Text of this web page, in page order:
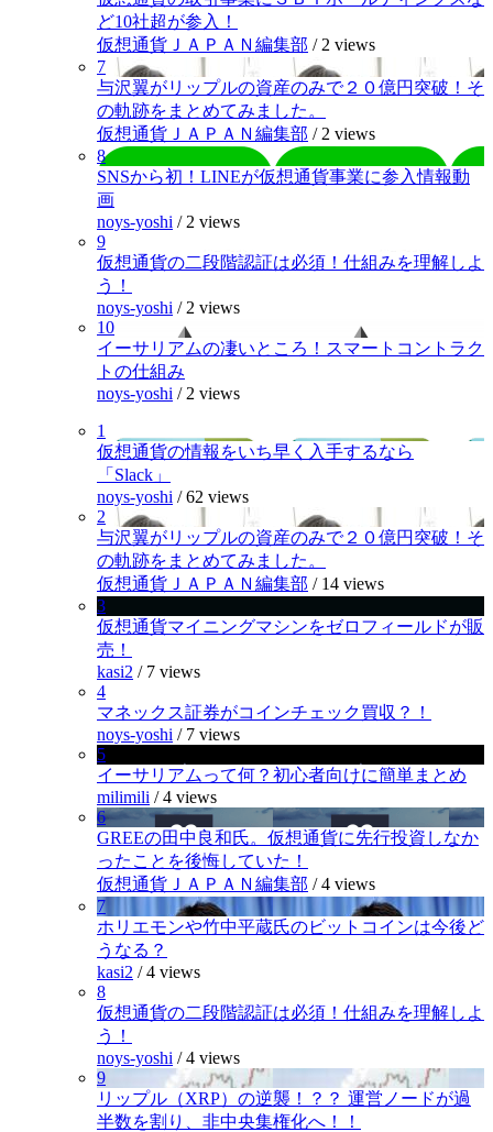
ど10社超が参入！
仮想通貨ＪＡＰＡＮ編集部 / 2 views
7
与沢翼がリップルの資産のみで２０億円突破！そ
の軌跡をまとめてみました。
仮想通貨ＪＡＰＡＮ編集部 / 2 views
8
SNSから初！LINEが仮想通貨事業に参入情報動
画
noys-yoshi / 2 views
9
仮想通貨の二段階認証は必須！仕組みを理解しよ
う！
noys-yoshi / 2 views
10
イーサリアムの凄いところ！スマートコントラク
トの仕組み
noys-yoshi / 2 views
1
仮想通貨の情報をいち早く入手するなら
「Slack」
noys-yoshi /62 views
2
与沢翼がリップルの資産のみで２０億円突破！そ
の軌跡をまとめてみました。
仮想通貨ＪＡＰＡＮ編集部 / 14 views
3
仮想通貨マイニングマシンをゼロフィールドが販
売！
kasi2 / 7 views
4
マネックス証券がコインチェック買収？！
noys-yoshi / 7 views
5
イーサリアムって何？初心者向けに簡単まとめ
milimili /4 views
6
GREEの田中良和氏。仮想通貨に先行投資しなか
ったことを後悔していた！
仮想通貨ＪＡＰＡＮ編集部 /4 views
7
ホリエモンや竹中平蔵氏のビットコインは今後ど
うなる？
kasi2 /4 views
8
仮想通貨の二段階認証は必須！仕組みを理解しよ
う！
noys-yoshi /4 views
9
リップル（XRP）の逆襲！？？ 運営ノードが過
半数を割り、非中央集権化へ！！